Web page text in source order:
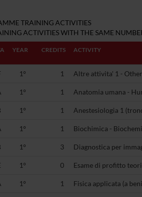
TRAINING ACTIVITIES
ACTIVITIES WITH THE SAME
YEAR CREDITS ACTIVITY
1° 1 Altre attivita' 1 -
1° 1 Anatomia umana -
1° 1 Anestesiologia 1
1° 1 Biochimica -
1° 3 Diagnostica per
1° 0 Esame di profitto
1° 1 Fisica applicata (a